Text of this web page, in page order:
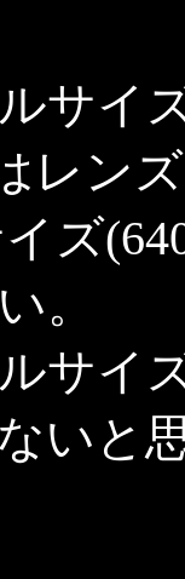
サイ
レン
ズ
。
サイ
いと